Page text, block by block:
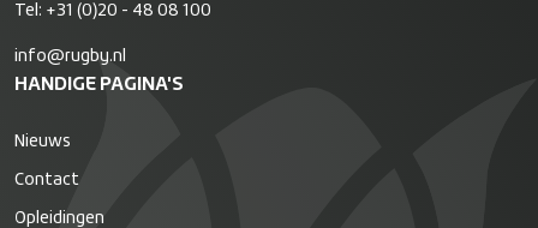
Tel: +31 (0)20 - 48 08 100
info@rugby.nl
HANDIGE PAGINA'S
Nieuws
Contact
Opleidingen